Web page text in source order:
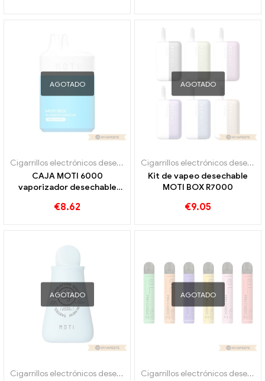
AGOTADO
Cigarrillos electrónicos desechables
CAJA MOTI 6000
vaporizador desechable
€8.62
AGOTADO
Cigarrillos electrónicos desechables
Kit de vapeo desechable
MOTI BOX R7000
€9.05
AGOTADO
Cigarrillos electrónicos desechables
AGOTADO
Cigarrillos electrónicos desechables